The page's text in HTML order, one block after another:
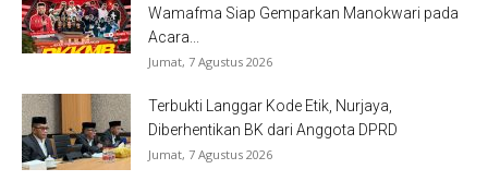
Wamafma Siap Gemparkan Manokwari pada
Acara...
Jumat, 7 Agustus 2026
Terbukti Langgar Kode Etik, Nurjaya,
Diberhentikan BK dari Anggota DPRD
Jumat, 7 Agustus 2026